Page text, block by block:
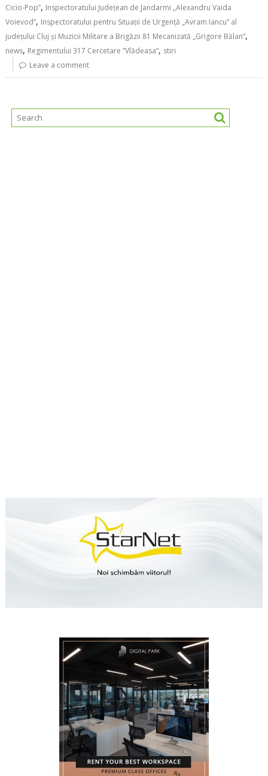
Cicio-Pop”, Inspectoratului Județean de Jandarmi „Alexandru Vaida
Voievod”, Inspectoratului pentru Situații de Urgență „Avram Iancu” al
județului Cluj și Muzicii Militare a Brigăzii 81 Mecanizată „Grigore Bălan”,
news, Regimentului 317 Cercetare ”Vlădeasa”, stiri
Leave a comment